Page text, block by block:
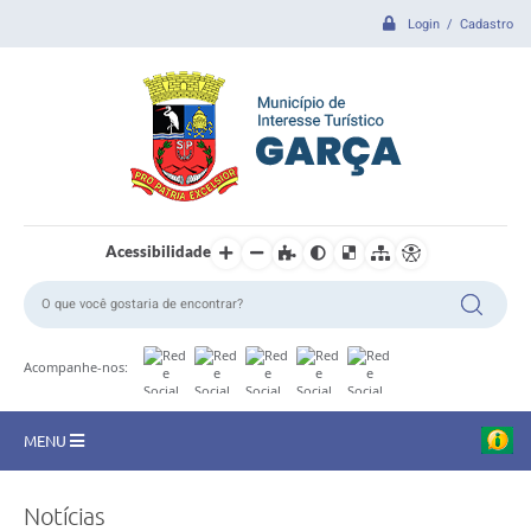
Login / Cadastro
Acessibilidade
Acompanhe-nos:
MENU
CIDADE
Notícias